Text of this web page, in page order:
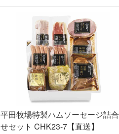
平田牧場特製ハムソーセージ詰合
せセット CHK23-7【直送】